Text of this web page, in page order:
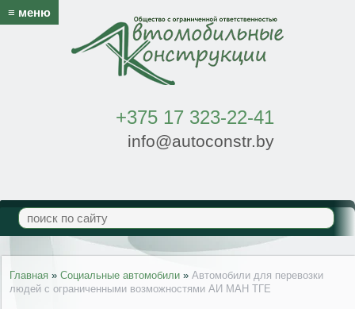
≡ меню
+375 17 323-22-41
info@autoconstr.by
Главная » Социальные автомобили » Автомобили для перевозки
людей с ограниченными возможностями АИ МАН ТГЕ